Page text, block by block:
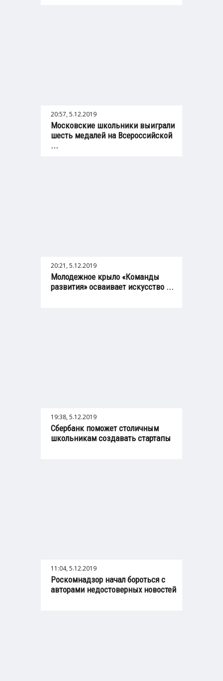
20:57, 5.12.2019
Московские школьники выиграли
шесть медалей на Всероссийской
...
20:21, 5.12.2019
Молодежное крыло «Команды
развития» осваивает искусство ...
19:38, 5.12.2019
Сбербанк поможет столичным
школьникам создавать стартапы
11:04, 5.12.2019
Роскомнадзор начал бороться с
авторами недостоверных новостей